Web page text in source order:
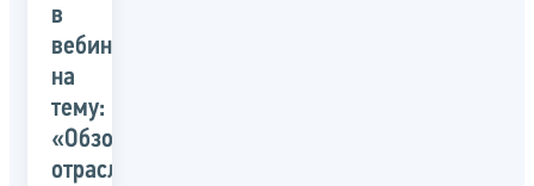
в
вебинаре
на
тему:
«Обзор
отраслевой